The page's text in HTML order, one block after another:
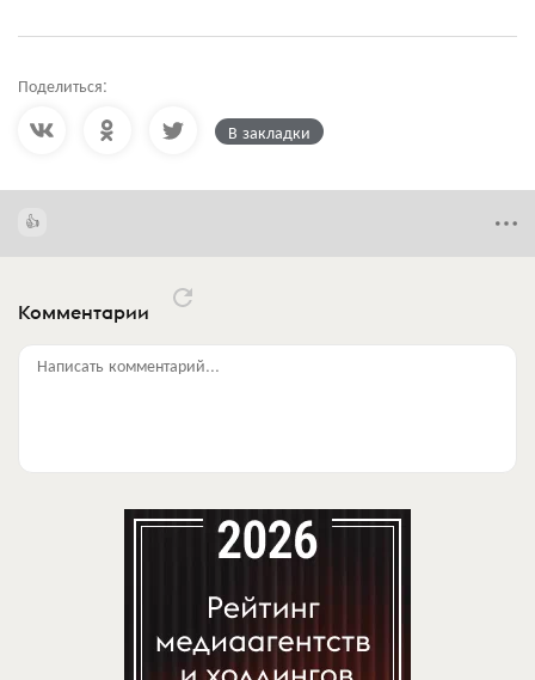
Поделиться:
В закладки
Комментарии
Написать комментарий...